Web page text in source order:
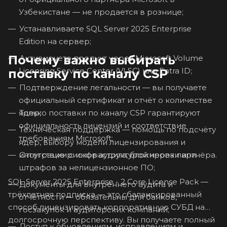
Узбекистане — не продается в рознице;
Устанавливаете SQL Server 2025 Enterprise
Edition на сервер;
Активируете продукт через Microsoft Volume
Licensing Service Center (VLSC) или Entra ID;
Подтверждение легальности — вы получаете
официальный сертификат и отчёт о количестве
ядер;
Техническая поддержка — помощь по подсчёту
ядер, выбору модели лицензирования и
интеграции с инфраструктурой через партнёра.
Почему важно выбирать
поставку по каналу CSP
Только поставки по каналу CSP гарантируют
официальность лицензий и соответствие
требованиям Microsoft;
Отсутствие рисков аудита, блокировки или
штрафов за нелицензионное ПО;
Документы для внутреннего аудита и
отчётности — обязательны для банков,
госзакупок и аудиторских компаний;
SQL Server 2025 Enterprise - 2 Core License Pack —
трёхлетняя подписка — это сбалансированный
способ лицензировать корпоративную СУБД на
долгосрочную перспективу. Вы получаете полный